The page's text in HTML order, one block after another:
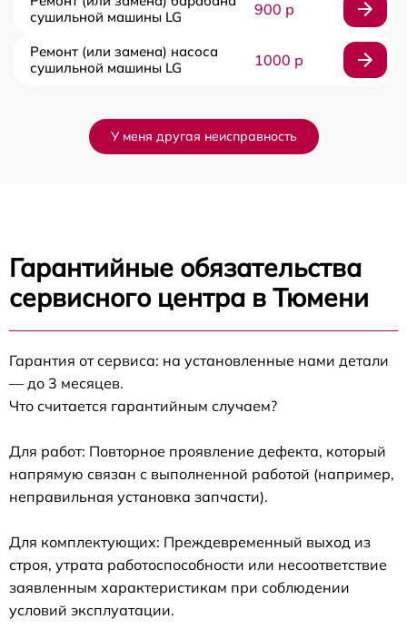
сушильной машины LG
900 р
Ремонт (или замена) насоса
сушильной машины LG
1000 р
У меня другая неисправность
Гарантийные обязательства
сервисного центра в Тюмени
Гарантия от сервиса: на установленные нами детали
— до 3 месяцев.
Что считается гарантийным случаем?
Для работ: Повторное проявление дефекта, который
напрямую связан с выполненной работой (например,
неправильная установка запчасти).
Для комплектующих: Преждевременный выход из
строя, утрата работоспособности или несоответствие
заявленным характеристикам при соблюдении
условий эксплуатации.